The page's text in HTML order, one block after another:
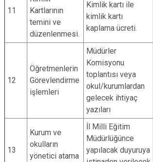
11
Kartlarının
temini ve
düzenlenmesi.
Kimlik kartı ile
kimlik kartı
kaplama ücreti.
12
Öğretmenlerin
Görevlendirme
işlemleri
Müdürler
Komisyonu
toplantısı veya
okul/kurumlardan
gelecek ihtiyaç
yazıları
13
Kurum ve
okulların
yönetici atama
İl Milli Eğitim
Müdürlüğünce
yapılacak duyuruya